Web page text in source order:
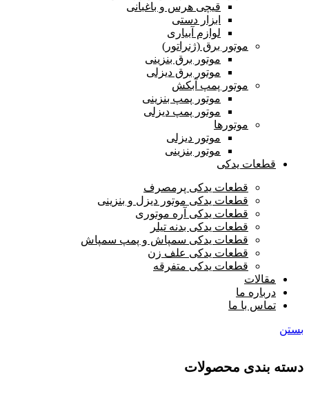
قیچی هرس و باغبانی
ابزار دستی
لوازم آبیاری
موتور برق (ژنراتور)
موتور برق بنزینی
موتور برق دیزلی
موتور پمپ آبکش
موتور پمپ بنزینی
موتور پمپ دیزلی
موتورها
موتور دیزلی
موتور بنزینی
قطعات یدکی
قطعات یدکی پرمصرف
قطعات یدکی موتور دیزل و بنزینی
قطعات یدکی آره موتوری
قطعات یدکی بدنه تیلر
قطعات یدکی سمپاش و پمپ سمپاش
قطعات یدکی علف زن
قطعات یدکی متفرقه
مقالات
درباره ما
تماس با ما
بستن
دسته بندی محصولات